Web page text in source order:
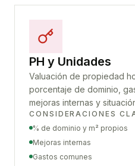
PH y Unidades
Valuación de propiedad
porcentaje de dominio,
mejoras internas y
CONSIDERACIONES
% de dominio y m² propios
Mejoras internas
Gastos comunes